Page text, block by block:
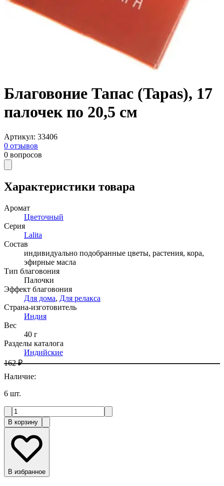
Благовоние Тапас (Tapas), 17
палочек по 20,5 см
Артикул: 33406
0 отзывов
0 вопросов
Характеристики товара
Аромат
Цветочный
Серия
Lalita
Состав
индивидуально подобранные цветы, растения, кора,
эфирные масла
Тип благовония
Палочки
Эффект благовония
Для дома, Для релакса
Страна-изготовитель
Индия
Вес
40 г
Разделы каталога
Индийские
162 ₽
Наличие:
6 шт.
В корзину
В избранное